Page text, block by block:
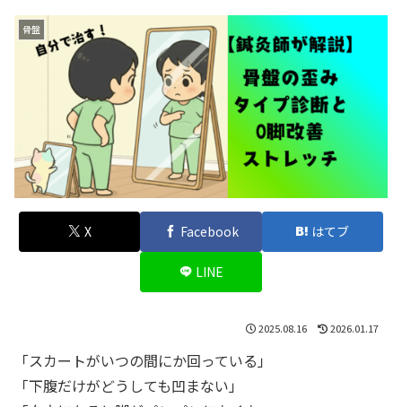
骨盤
X Facebook はてブ
LINE
2025.08.16 2026.01.17
「スカートがいつの間にか回っている」
「下腹だけがどうしても凹まない」